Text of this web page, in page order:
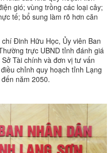
gió; vùng trồng các loại cây;
tế; bổ sung làm rõ hơn căn
Đinh Hữu Học, Ủy viên Ban
trực UBND tỉnh đánh giá
Tài chính và đơn vị tư vấn
chỉnh quy hoạch tỉnh Lạng
năm 2050.